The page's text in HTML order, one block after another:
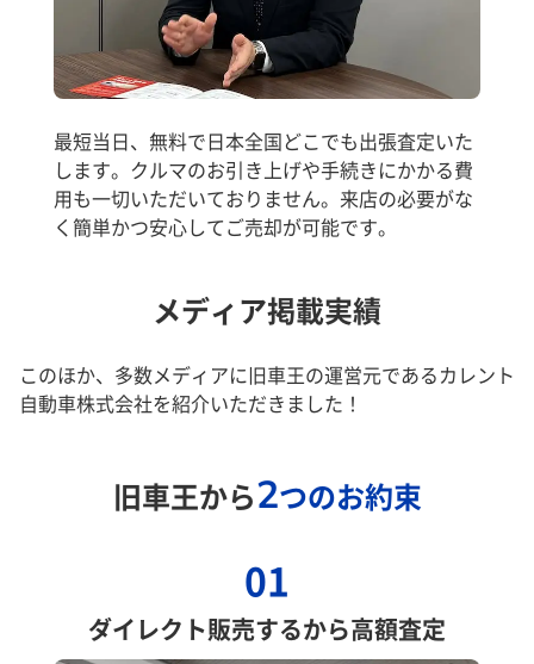
最短当日、無料で日本全国どこでも出張査定いた
します。クルマのお引き上げや手続きにかかる費
用も一切いただいておりません。来店の必要がな
く簡単かつ安心してご売却が可能です。
メディア掲載実績
このほか、多数メディアに旧車王の運営元であるカレント
自動車株式会社を紹介いただきました！
旧車王から2つのお約束
01
ダイレクト販売するから高額査定